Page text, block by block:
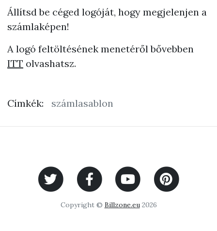
Állítsd be céged logóját, hogy megjelenjen a
számlaképen!
A logó feltöltésének menetéről bővebben
ITT olvashatsz.
Címkék: számlasablon
Copyright © Billzone.eu2026